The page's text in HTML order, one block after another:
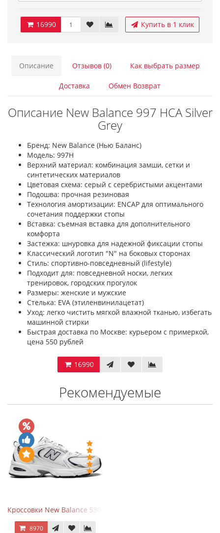
16990 Купить в 1 клик
Описание Отзывов (0) Как выбрать размер
Доставка Обмен Возврат
Описание New Balance 997 HCA Silver
Grey
Бренд: New Balance (Нью Баланс)
Модель: 997H
Верхний материал: комбинация замши, сетки и
синтетических материалов
Цветовая схема: серый с серебристыми акцентами
Подошва: прочная резиновая
Технология амортизации: ENCAP для оптимального
сочетания поддержки стопы
Вставка: съемная вставка для дополнительного
комфорта
Застежка: шнуровка для надежной фиксации стопы
Классический логотип "N" на боковых сторонах
Стиль: спортивно-повседневный (lifestyle)
Подходит для: повседневной носки, легких
тренировок, городских прогулок
Размеры: женские и мужские
Стелька: EVA (этиленвинилацетат)
Уход: легко чистить мягкой влажной тканью, избегать
машинной стирки
Быстрая доставка по Москве: курьером с примеркой,
цена 550 рублей
16990
Рекомендуемые
Кроссовки New Balance 530 White Silver Navy
8970